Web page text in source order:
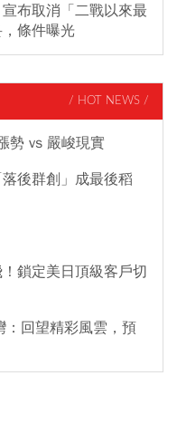
布取消「二戰以來最
條件曝光
/ HOT NEWS /
勢 vs 嚴峻現實
後群創」成最後稻
鎖定美日頂級客戶切
回望精彩風雲，預